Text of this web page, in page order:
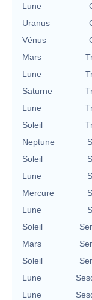
Lune
Uranus
Vénus
Mars
Lune
Saturne
Lune
Soleil
Neptune
Soleil
Lune
Mercure
Lune
Soleil
Mars
Soleil
Lune
Lune